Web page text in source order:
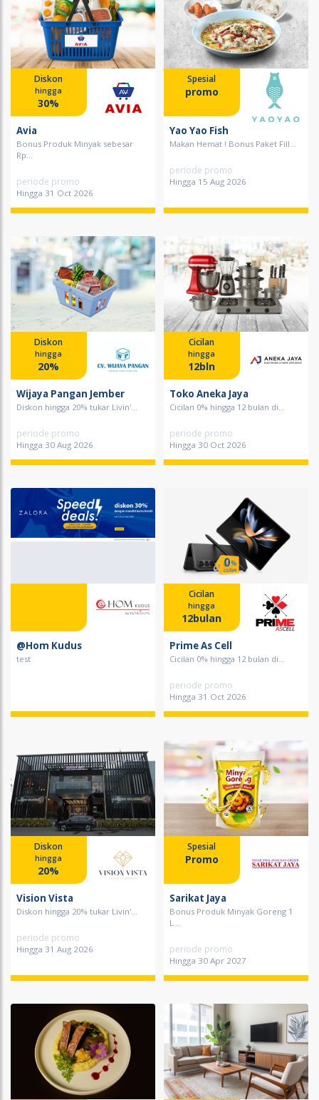
Diskon
hingga
30%
Avia
Bonus Produk Minyak sebesar
Rp...
periode promo
Hingga 31 Oct 2026
Spesial
promo
Yao Yao Fish
Makan Hemat ! Bonus Paket Fill...
periode promo
Hingga 15 Aug 2026
Diskon
hingga
20%
Wijaya Pangan Jember
Diskon hingga 20% tukar Livin'...
periode promo
Hingga 30 Aug 2026
Cicilan
hingga
12bln
Toko Aneka Jaya
Cicilan 0% hingga 12 bulan di...
periode promo
Hingga 30 Oct 2026
@Hom Kudus
test
Cicilan
hingga
12bulan
Prime As Cell
Cicilan 0% hingga 12 bulan di...
periode promo
Hingga 31 Oct 2026
Diskon
hingga
20%
Vision Vista
Diskon hingga 20% tukar Livin'...
periode promo
Hingga 31 Aug 2026
Spesial
Promo
Sarikat Jaya
Bonus Produk Minyak Goreng 1
L...
periode promo
Hingga 30 Apr 2027